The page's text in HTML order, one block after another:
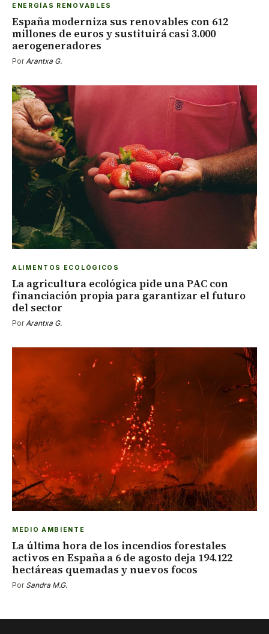
ENERGÍAS RENOVABLES
España moderniza sus renovables con 612
millones de euros y sustituirá casi 3.000
aerogeneradores
PorArantxa G.
ALIMENTOS ECOLÓGICOS
La agricultura ecológica pide una PAC con
financiación propia para garantizar el futuro
del sector
PorArantxa G.
MEDIO AMBIENTE
La última hora de los incendios forestales
activos en España a 6 de agosto deja 194.122
hectáreas quemadas y nuevos focos
Por Sandra M.G.